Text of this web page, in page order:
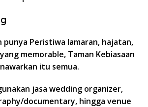
punya Peristiwa lamaran, hajatan,
memorable, Taman Kebiasaan
itu semua.
jasa wedding organizer,
documentary, hingga venue